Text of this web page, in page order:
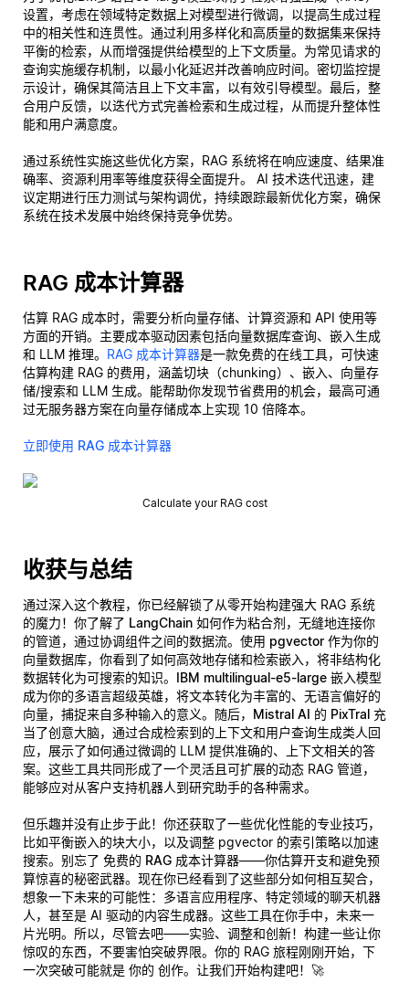
设置，考虑在领域特定数据上对模型进行微调，以提高生成过程
中的相关性和连贯性。通过利用多样化和高质量的数据集来保持
平衡的检索，从而增强提供给模型的上下文质量。为常见请求的
查询实施缓存机制，以最小化延迟并改善响应时间。密切监控提
示设计，确保其简洁且上下文丰富，以有效引导模型。最后，整
合用户反馈，以迭代方式完善检索和生成过程，从而提升整体性
能和用户满意度。
通过系统性实施这些优化方案，RAG 系统将在响应速度、结果准
确率、资源利用率等维度获得全面提升。 AI 技术迭代迅速，建
议定期进行压力测试与架构调优，持续跟踪最新优化方案，确保
系统在技术发展中始终保持竞争优势。
RAG 成本计算器
估算 RAG 成本时，需要分析向量存储、计算资源和 API 使用等
方面的开销。主要成本驱动因素包括向量数据库查询、嵌入生成
和 LLM 推理。 RAG 成本计算器是一款免费的在线工具，可快速
估算构建 RAG 的费用，涵盖切块（chunking）、嵌入、向量存
储/搜索和 LLM 生成。能帮助你发现节省费用的机会，最高可通
过无服务器方案在向量存储成本上实现 10 倍降本。
立即使用 RAG 成本计算器
Calculate your RAG cost
收获与总结
通过深入这个教程，你已经解锁了从零开始构建强大 RAG 系统
的魔力！你了解了 LangChain 如何作为粘合剂，无缝地连接你
的管道，通过协调组件之间的数据流。使用 pgvector 作为你的
向量数据库，你看到了如何高效地存储和检索嵌入，将非结构化
数据转化为可搜索的知识。 IBM multilingual-e5-large 嵌入模型
成为你的多语言超级英雄，将文本转化为丰富的、无语言偏好的
向量，捕捉来自多种输入的意义。随后， Mistral AI 的 PixTral 充
当了创意大脑，通过合成检索到的上下文和用户查询生成类人回
应，展示了如何通过微调的 LLM 提供准确的、上下文相关的答
案。这些工具共同形成了一个灵活且可扩展的动态 RAG 管道，
能够应对从客户支持机器人到研究助手的各种需求。
但乐趣并没有止步于此！你还获取了一些优化性能的专业技巧，
比如平衡嵌入的块大小，以及调整 pgvector 的索引策略以加速
搜索。别忘了 免费的 RAG 成本计算器——你估算开支和避免预
算惊喜的秘密武器。现在你已经看到了这些部分如何相互契合，
想象一下未来的可能性：多语言应用程序、特定领域的聊天机器
人，甚至是 AI 驱动的内容生成器。这些工具在你手中，未来一
片光明。所以，尽管去吧——实验、调整和创新！构建一些让你
惊叹的东西，不要害怕突破界限。你的 RAG 旅程刚刚开始，下
一次突破可能就是 你的 创作。让我们开始构建吧！🚀